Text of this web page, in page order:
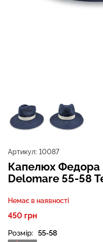
Артикул: 10087
Капелюх Федора
Delomare 55-58
Немає в наявності
450 грн
Розмір: 55-58